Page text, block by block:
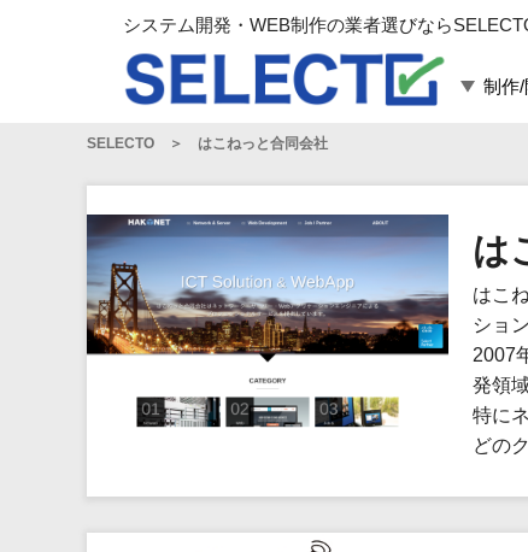
システム開発・WEB制作の業者選びなら
制作
フレームワーク
構築
パッケージ
システム開発
運用代行
コンテンツ制作
コンサルティング
マーケティング
ゲーム
SELECTO はこねっと合同会社
は
はこ
ショ
2007
発領
特に
どの